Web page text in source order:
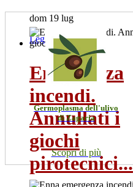
dom 19 lug
Leggi Tutto
Emergenza
incendi.
Annullati i
giochi
pirotecnici...
Germoplasma dell'ulivo
di Zagaria
Scopri di più